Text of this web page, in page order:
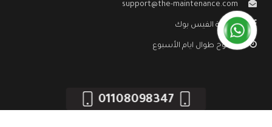
support@the-maintenance.com
صفحة الفيس بوك
مفتوح طوال ايام الأسبوع
01108098347